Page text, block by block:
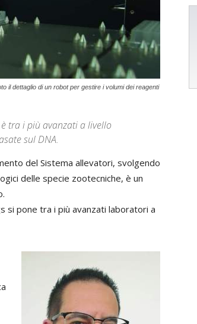
il dettaglio di un robot per gestire i volumi dei reagenti
tra i più avanzati a livello
sul DNA.
del Sistema allevatori, svolgendo
delle specie zootecniche, è un
si pone tra i più avanzati laboratori a